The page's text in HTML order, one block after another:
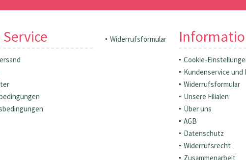
Widerrufsformular
Cookie-
Kundenservice und
Widerrufsformular
Unsere Filialen
Über uns
AGB
Datenschutz
Widerrufsrecht
Zusammenarbeit